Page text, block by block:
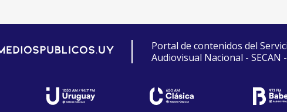
Portal de contenidos del
Audiovisual Nacional - SECAN